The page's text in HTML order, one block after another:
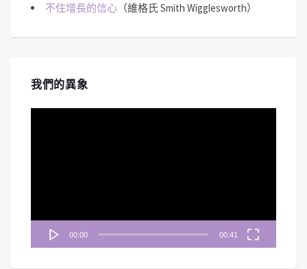
不住增長的信心 （維格氏 Smith Wigglesworth）
我們的異象
00:00 00:41